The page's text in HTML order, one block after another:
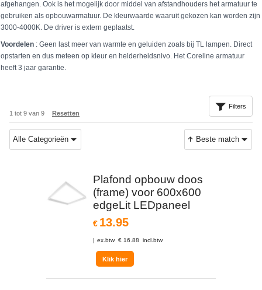
afgehangen. Ook is het mogelijk door middel van afstandhouders het armatuur te
gebruiken als opbouwarmatuur. De kleurwaarde waaruit gekozen kan worden zijn
3000-4000K. De driver is extern geplaatst.
Voordelen : Geen last meer van warmte en geluiden zoals bij TL lampen. Direct
opstarten en dus meteen op kleur en helderheidsnivo. Het Coreline armatuur
heeft 3 jaar garantie.
1 tot 9 van 9 Resetten
Filters
Alle Categorieën Beste match
Plafond opbouw doos
(frame) voor 600x600
edgeLit LEDpaneel
€ 13.95
ex.btw € 16.88 incl.btw
Klik hier